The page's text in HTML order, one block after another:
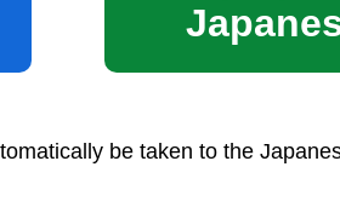
be taken to the
申し込みください。（静岡市が
。）